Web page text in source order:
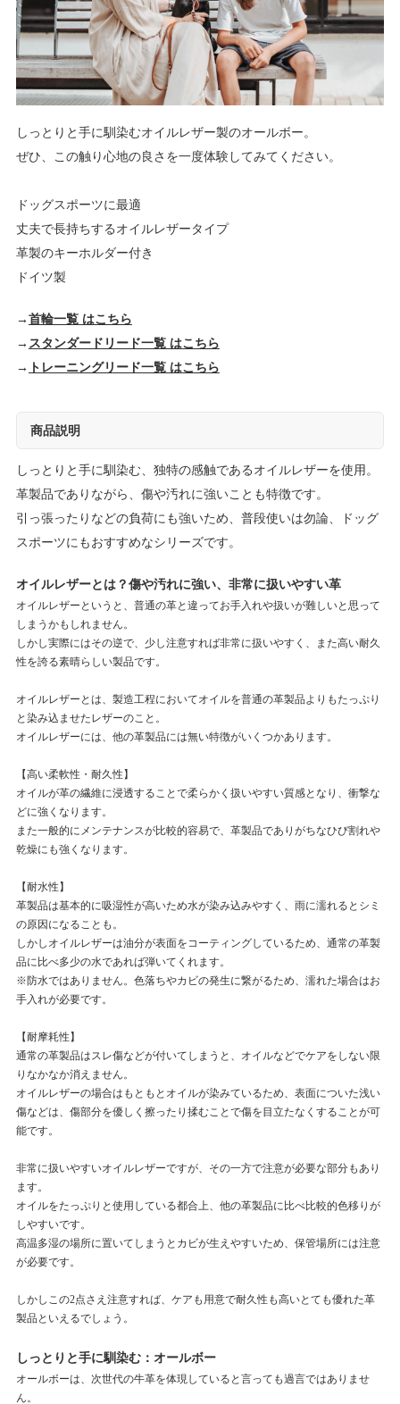
しっとりと手に馴染むオイルレザー製のオールボー。
ぜひ、この触り心地の良さを一度体験してみてください。
ドッグスポーツに最適
丈夫で長持ちするオイルレザータイプ
革製のキーホルダー付き
ドイツ製
→ 首輪一覧 はこちら
→ スタンダードリード一覧 はこちら
→ トレーニングリード一覧 はこちら
商品説明
しっとりと手に馴染む、独特の感触であるオイルレザーを使用。
革製品でありながら、傷や汚れに強いことも特徴です。
引っ張ったりなどの負荷にも強いため、普段使いは勿論、ドッグ
スポーツにもおすすめなシリーズです。
オイルレザーとは？傷や汚れに強い、非常に扱いやすい革
オイルレザーというと、普通の革と違ってお手入れや扱いが難しいと思って
しまうかもしれません。
しかし実際にはその逆で、少し注意すれば非常に扱いやすく、また高い耐久
性を誇る素晴らしい製品です。
オイルレザーとは、製造工程においてオイルを普通の革製品よりもたっぷり
と染み込ませたレザーのこと。
オイルレザーには、他の革製品には無い特徴がいくつかあります。
【高い柔軟性・耐久性】
オイルが革の繊維に浸透することで柔らかく扱いやすい質感となり、衝撃な
どに強くなります。
また一般的にメンテナンスが比較的容易で、革製品でありがちなひび割れや
乾燥にも強くなります。
【耐水性】
革製品は基本的に吸湿性が高いため水が染み込みやすく、雨に濡れるとシミ
の原因になることも。
しかしオイルレザーは油分が表面をコーティングしているため、通常の革製
品に比べ多少の水であれば弾いてくれます。
※防水ではありません。色落ちやカビの発生に繋がるため、濡れた場合はお
手入れが必要です。
【耐摩耗性】
通常の革製品はスレ傷などが付いてしまうと、オイルなどでケアをしない限
りなかなか消えません。
オイルレザーの場合はもともとオイルが染みているため、表面についた浅い
傷などは、傷部分を優しく擦ったり揉むことで傷を目立たなくすることが可
能です。
非常に扱いやすいオイルレザーですが、その一方で注意が必要な部分もあり
ます。
オイルをたっぷりと使用している都合上、他の革製品に比べ比較的色移りが
しやすいです。
高温多湿の場所に置いてしまうとカビが生えやすいため、保管場所には注意
が必要です。
しかしこの2点さえ注意すれば、ケアも用意で耐久性も高いとても優れた革
製品といえるでしょう。
しっとりと手に馴染む：オールボー
オールボーは、次世代の牛革を体現していると言っても過言ではありませ
ん。